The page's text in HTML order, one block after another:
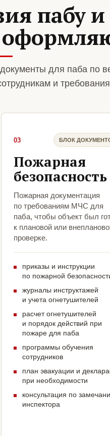
пабу и
для паба по
и
03 БЛОК
Пожарная
безопасность
Пожарная документация
по требованиям МЧС для
паба, чтобы объект был
к плановой или
проверке.
приказы и инструкции
по пожарной
журналы инструктажей
и учета огнетушителей
расчет огнетушителей
и порядок действий при
пожаре для паба
программы обучения
сотрудников
план эвакуации и
при необходимости
консультация по
инспектора